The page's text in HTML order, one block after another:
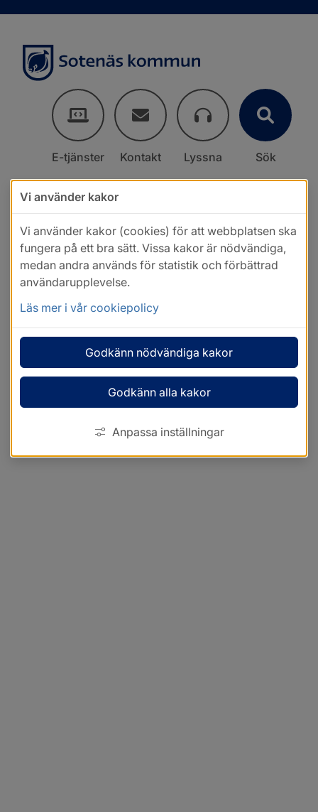
E-tjänster Kontakt Lyssna Sök
Vi använder kakor
Vi använder kakor (cookies) för att webbplatsen ska
fungera på ett bra sätt. Vissa kakor är nödvändiga,
medan andra används för statistik och förbättrad
användarupplevelse.
Läs mer i vår cookiepolicy
Godkänn nödvändiga kakor
Godkänn alla kakor
Anpassa inställningar